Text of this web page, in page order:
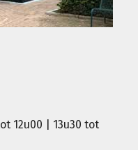
12u00 | 13u30 tot